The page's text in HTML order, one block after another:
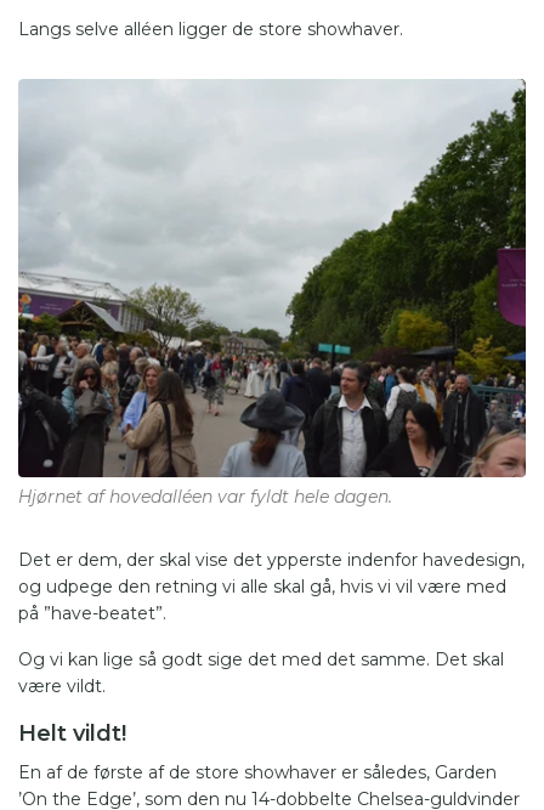
Langs selve alléen ligger de store showhaver.
Hjørnet af hovedalléen var fyldt hele dagen.
Det er dem, der skal vise det ypperste indenfor havedesign,
og udpege den retning vi alle skal gå, hvis vi vil være med
på ”have-beatet”.
Og vi kan lige så godt sige det med det samme. Det skal
være vildt.
Helt vildt!
En af de første af de store showhaver er således, Garden
’On the Edge’, som den nu 14-dobbelte Chelsea-guldvinder